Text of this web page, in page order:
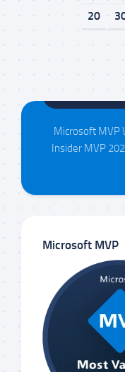
20
Microsoft MVP
Insider MVP
Microsoft MVP